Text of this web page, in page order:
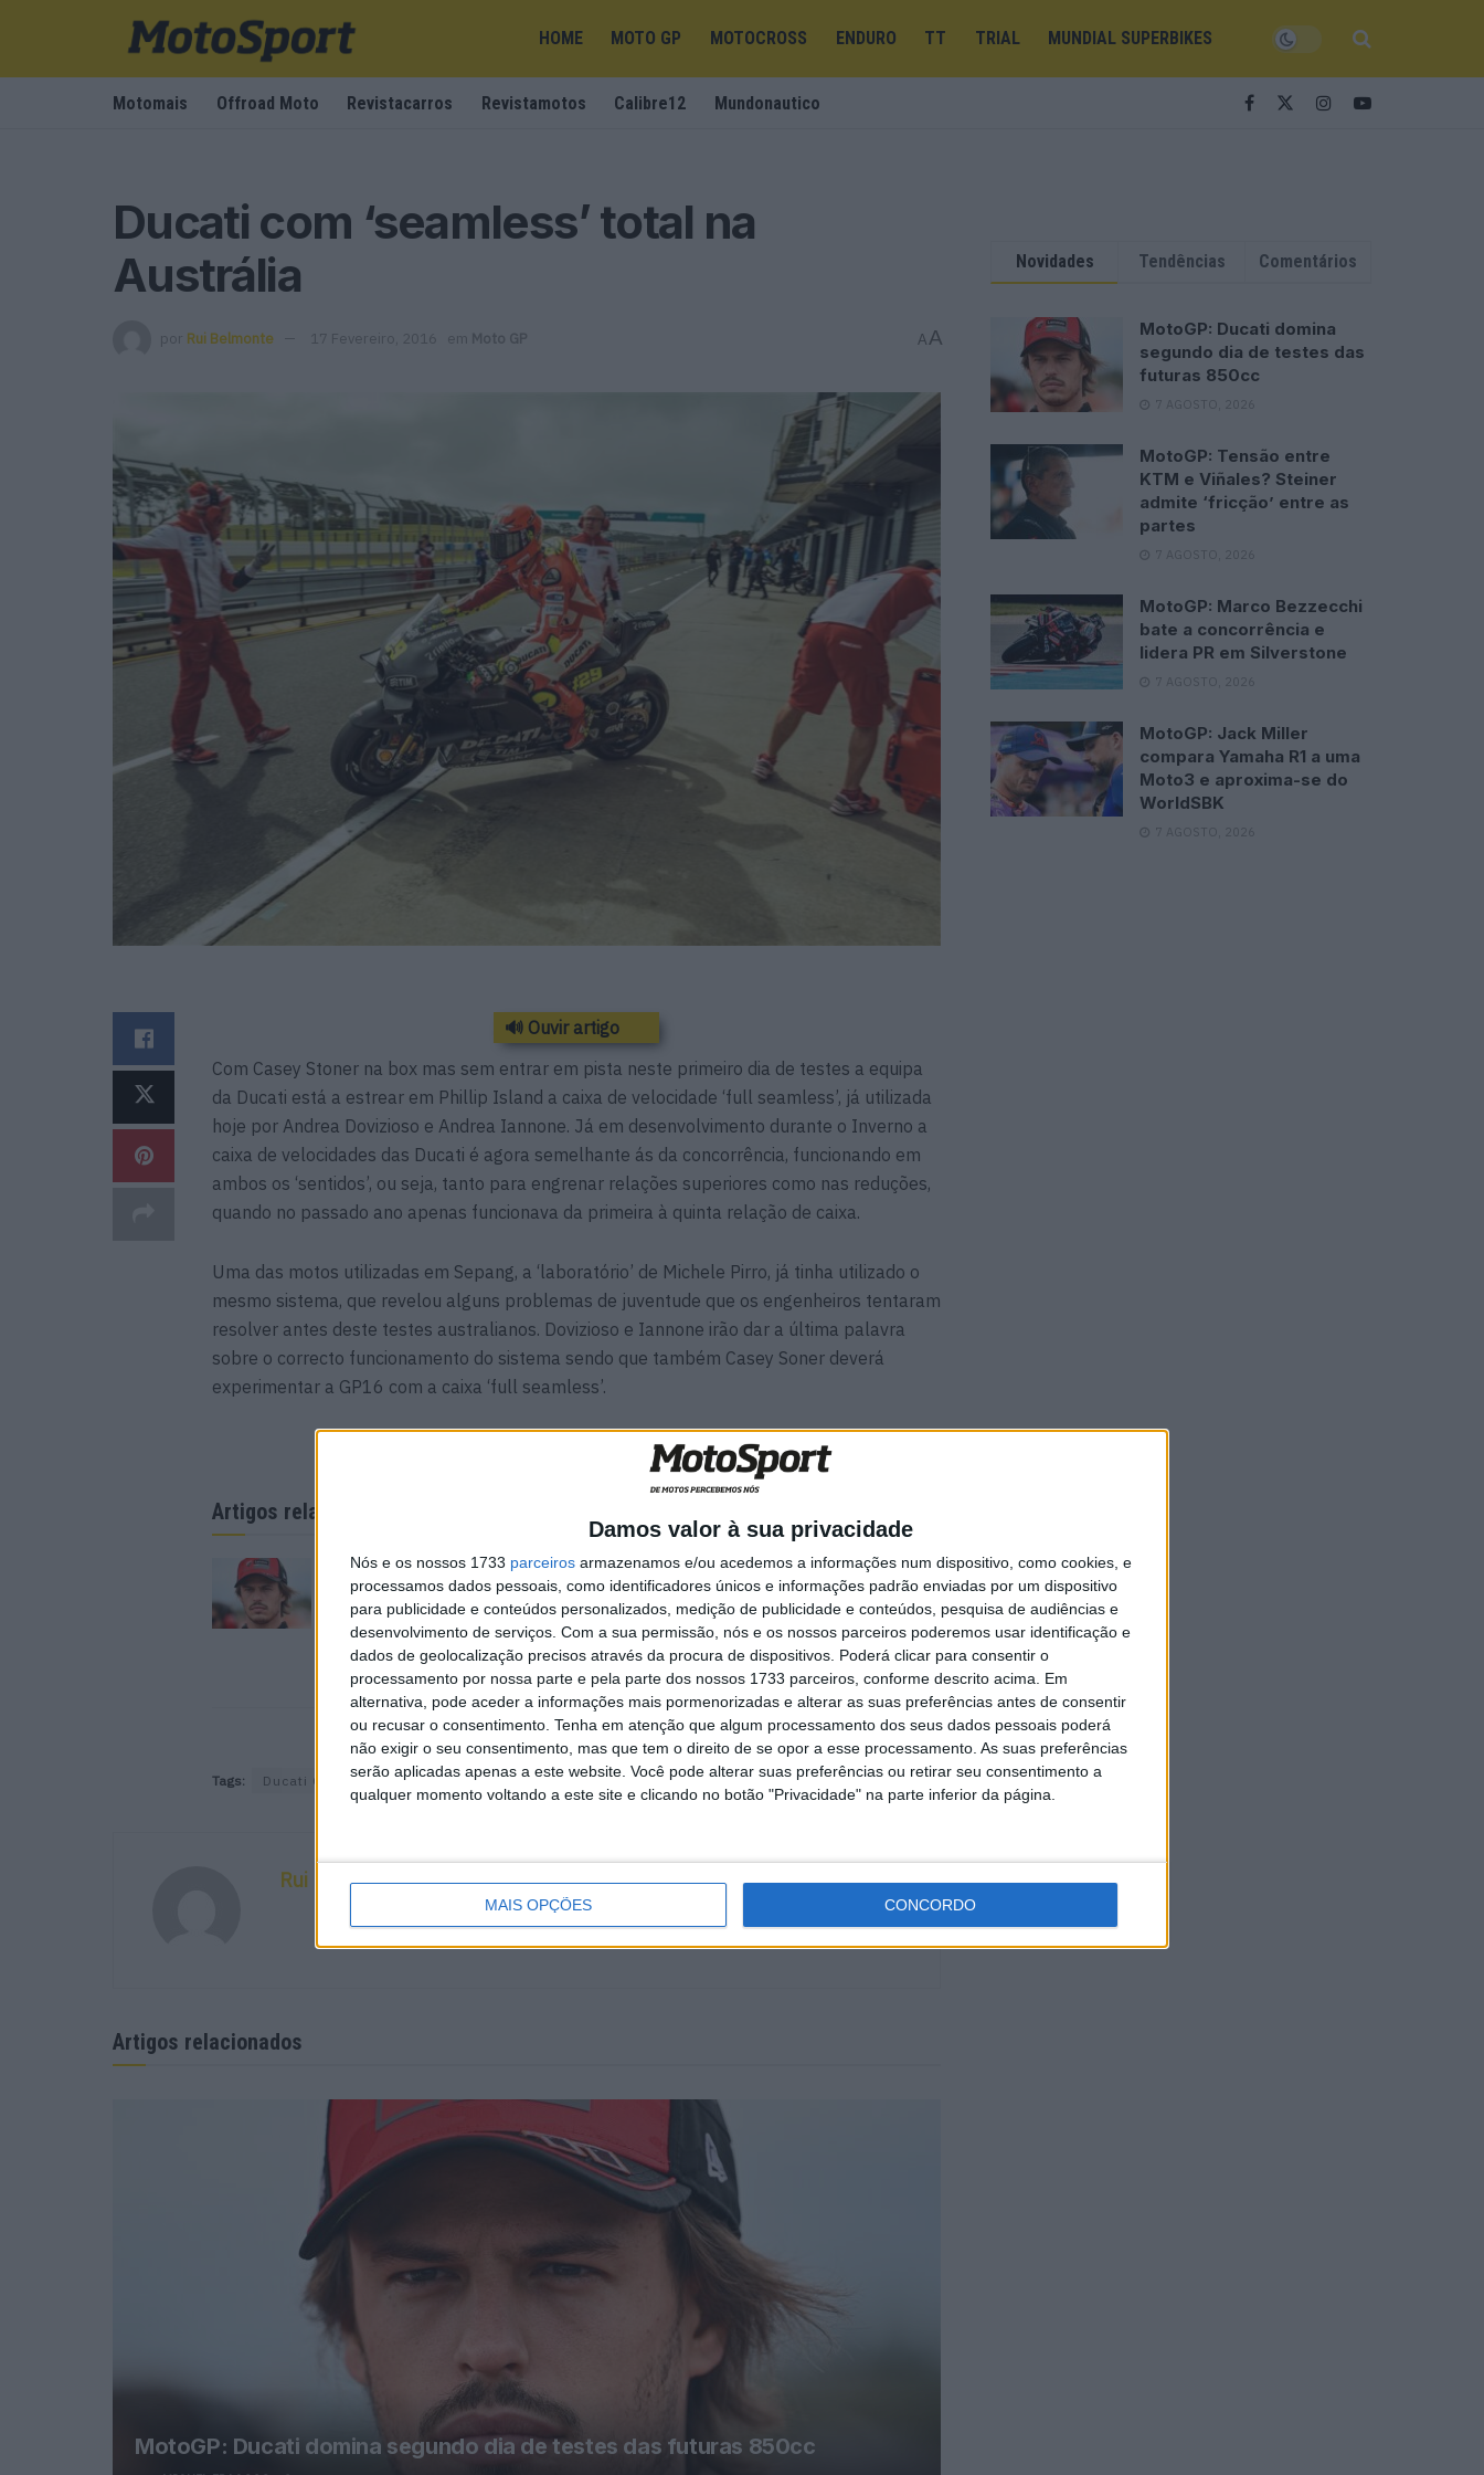
Damos valor à sua privacidade
Nós e os nossos 1733 parceiros armazenamos e/ou acedemos a informações num dispositivo, como cookies, e
processamos dados pessoais, como identificadores únicos e informações padrão enviadas por um dispositivo
para publicidade e conteúdos personalizados, medição de publicidade e conteúdos, pesquisa de audiências e
desenvolvimento de serviços. Com a sua permissão, nós e os nossos parceiros poderemos usar identificação e
dados de geolocalização precisos através da procura de dispositivos. Poderá clicar para consentir o
processamento por nossa parte e pela parte dos nossos 1733 parceiros, conforme descrito acima. Em
alternativa, pode aceder a informações mais pormenorizadas e alterar as suas preferências antes de consentir
ou recusar o consentimento. Tenha em atenção que algum processamento dos seus dados pessoais poderá
não exigir o seu consentimento, mas que tem o direito de se opor a esse processamento. As suas preferências
serão aplicadas apenas a este website. Você pode alterar suas preferências ou retirar seu consentimento a
qualquer momento voltando a este site e clicando no botão "Privacidade" na parte inferior da página.
MAIS OPÇÕES CONCORDO
HOME MOTO GP MOTOCROSS ENDURO TT TRIAL MUNDIAL SUPERBIKES
Motomais Offroad Moto Revistacarros Revistamotos Calibre12 Mundonautico
Ducati com ‘seamless’ total na
Austrália
por Rui Belmonte 17 Fevereiro, 2016 em Moto GP AA
🔊 Ouvir artigo
Com Casey Stoner na box mas sem entrar em pista neste primeiro dia de testes a equipa
da Ducati está a estrear em Phillip Island a caixa de velocidade ‘full seamless’, já utilizada
hoje por Andrea Dovizioso e Andrea Iannone. Já em desenvolvimento durante o Inverno a
caixa de velocidades das Ducati é agora semelhante ás da concorrência, funcionando em
ambos os ‘sentidos’, ou seja, tanto para engrenar relações superiores como nas reduções,
quando no passado ano apenas funcionava da primeira à quinta relação de caixa.
Uma das motos utilizadas em Sepang, a ‘laboratório’ de Michele Pirro, já tinha utilizado o
mesmo sistema, que revelou alguns problemas de juventude que os engenheiros tentaram
resolver antes deste testes australianos. Dovizioso e Iannone irão dar a última palavra
sobre o correcto funcionamento do sistema sendo que também Casey Soner deverá
experimentar a GP16 com a caixa ‘full seamless’.
Artigos relacionados
MotoGP: Ducati domina
segundo dia de testes das
futuras 850cc
7 AGOSTO, 2026
MotoGP: Tensão entre KTM e
Viñales? Steiner admite
‘fricção’ entre as partes
7 AGOSTO, 2026
Tags: Ducati GP16 MotoGP
Rui Belmonte
Artigos relacionados
MotoGP: Ducati domina segundo dia de testes das futuras 850cc
Novidades Tendências Comentários
MotoGP: Ducati domina
segundo dia de testes das
futuras 850cc
7 AGOSTO, 2026
MotoGP: Tensão entre
KTM e Viñales? Steiner
admite ‘fricção’ entre as
partes
7 AGOSTO, 2026
MotoGP: Marco Bezzecchi
bate a concorrência e
lidera PR em Silverstone
7 AGOSTO, 2026
MotoGP: Jack Miller
compara Yamaha R1 a uma
Moto3 e aproxima-se do
WorldSBK
7 AGOSTO, 2026